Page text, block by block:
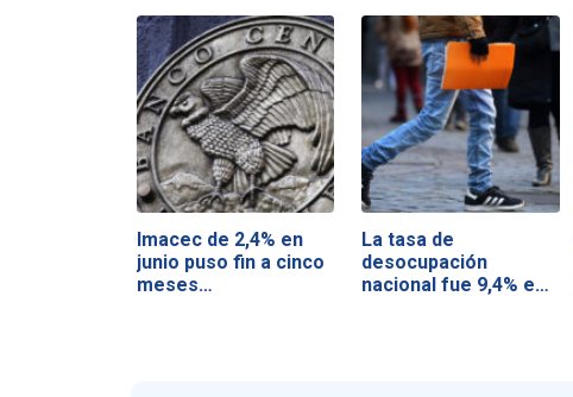
Imacec de 2,4% en
junio puso fin a cinco
meses…
La tasa de
desocupación
nacional fue 9,4% en